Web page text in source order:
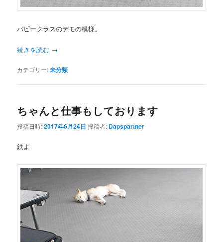
パピークラスのデモの模様。
続きを読む →
カテゴリー:未分類
ちゃんと仕事もしております
投稿日時:2017年6月24日 投稿者: Dapspartner
鉄よ